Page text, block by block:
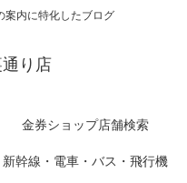
案内に特化したブログ
り店
金券ショップ店舗検索
新幹線・電車・バス・飛行機